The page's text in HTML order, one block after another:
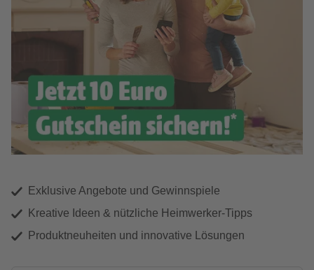
Exklusive Angebote und Gewinnspiele
Kreative Ideen & nützliche Heimwerker-Tipps
Produktneuheiten und innovative Lösungen